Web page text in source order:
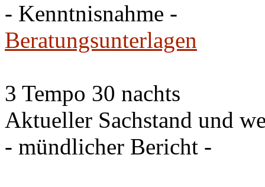
- Kenntnisnahme -
Beratungsunterlagen
3 Tempo 30 nachts
Aktueller Sachstand und
- mündlicher Bericht -